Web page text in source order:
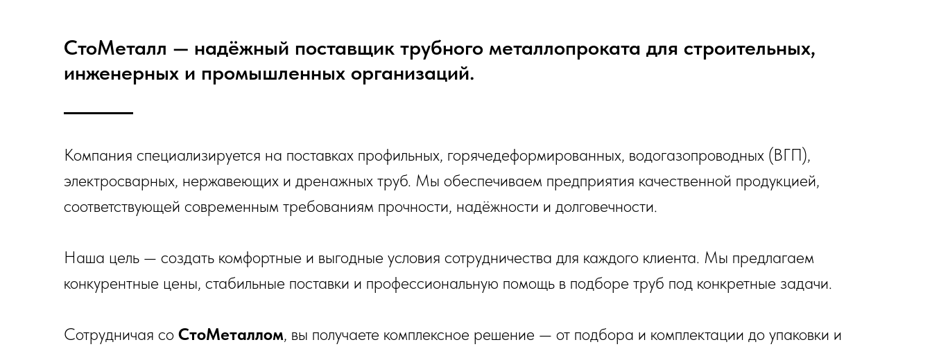
СтоМеталл — надёжный поставщик трубного металлопроката для строительных,
инженерных и промышленных организаций.
Компания специализируется на поставках профильных, горячедеформированных, водогазопроводных (ВГП),
электросварных, нержавеющих и дренажных труб. Мы обеспечиваем предприятия качественной продукцией,
соответствующей современным требованиям прочности, надёжности и долговечности.
Наша цель — создать комфортные и выгодные условия сотрудничества для каждого клиента. Мы предлагаем
конкурентные цены, стабильные поставки и профессиональную помощь в подборе труб под конкретные задачи.
Сотрудничая со СтоМеталлом, вы получаете комплексное решение — от подбора и комплектации до упаковки и